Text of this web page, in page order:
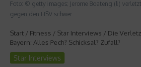
Foto: © getty images; Jerome Boateng (li)
gegen den HSV schwer
Start / Fitness / Star Interviews / Die
Bayern: Alles Pech? Schicksal? Zufall?
Star Interviews